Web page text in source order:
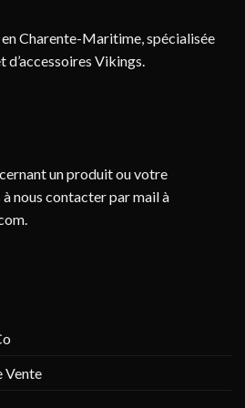
Charente-Maritime, spécialisée
d’accessoires Vikings.
un produit ou votre
à nous contacter par mail à
.
Vente